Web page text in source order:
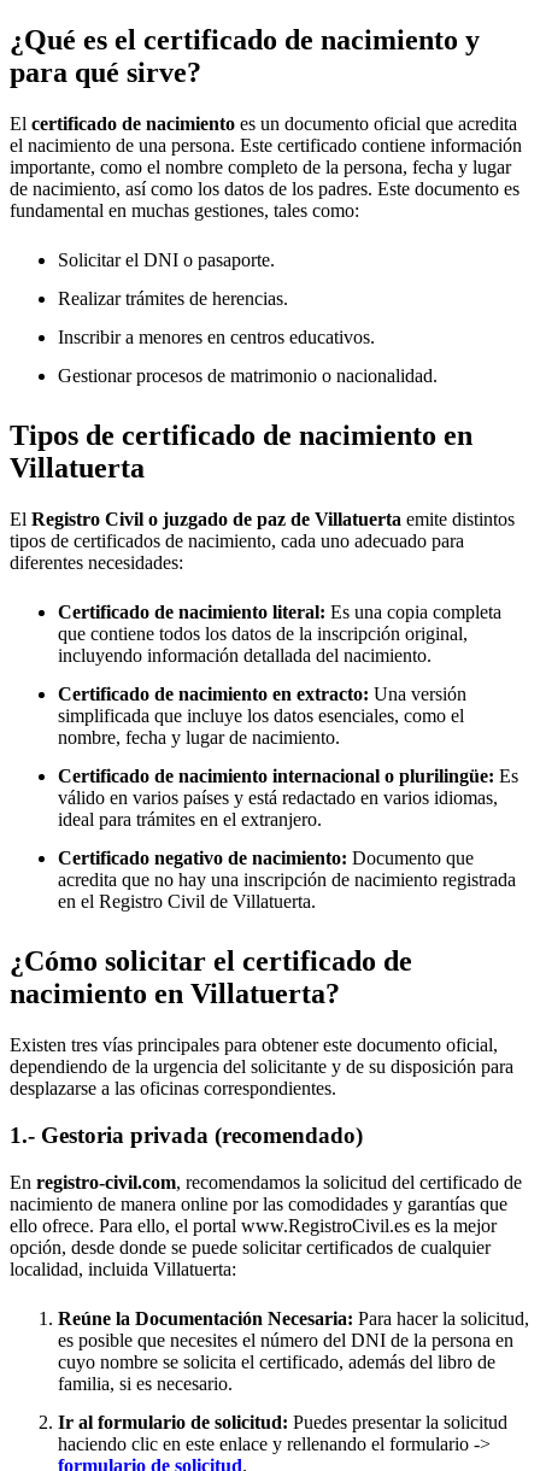
¿Qué es el certificado de nacimiento y
para qué sirve?
El certificado de nacimiento es un documento oficial que acredita
el nacimiento de una persona. Este certificado contiene información
importante, como el nombre completo de la persona, fecha y lugar
de nacimiento, así como los datos de los padres. Este documento es
fundamental en muchas gestiones, tales como:
Solicitar el DNI o pasaporte.
Realizar trámites de herencias.
Inscribir a menores en centros educativos.
Gestionar procesos de matrimonio o nacionalidad.
Tipos de certificado de nacimiento en
Villatuerta
El Registro Civil o juzgado de paz de Villatuerta emite distintos
tipos de certificados de nacimiento, cada uno adecuado para
diferentes necesidades:
Certificado de nacimiento literal: Es una copia completa
que contiene todos los datos de la inscripción original,
incluyendo información detallada del nacimiento.
Certificado de nacimiento en extracto: Una versión
simplificada que incluye los datos esenciales, como el
nombre, fecha y lugar de nacimiento.
Certificado de nacimiento internacional o plurilingüe: Es
válido en varios países y está redactado en varios idiomas,
ideal para trámites en el extranjero.
Certificado negativo de nacimiento: Documento que
acredita que no hay una inscripción de nacimiento registrada
en el Registro Civil de Villatuerta.
¿Cómo solicitar el certificado de
nacimiento en Villatuerta?
Existen tres vías principales para obtener este documento oficial,
dependiendo de la urgencia del solicitante y de su disposición para
desplazarse a las oficinas correspondientes.
1.- Gestoria privada (recomendado)
En registro-civil.com, recomendamos la solicitud del certificado de
nacimiento de manera online por las comodidades y garantías que
ello ofrece. Para ello, el portal www.RegistroCivil.es es la mejor
opción, desde donde se puede solicitar certificados de cualquier
localidad, incluida Villatuerta:
Reúne la Documentación Necesaria: Para hacer la solicitud,
es posible que necesites el número del DNI de la persona en
cuyo nombre se solicita el certificado, además del libro de
familia, si es necesario.
Ir al formulario de solicitud: Puedes presentar la solicitud
haciendo clic en este enlace y rellenando el formulario ->
formulario de solicitud.